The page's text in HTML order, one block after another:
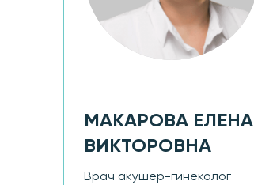
МАКАРОВА ЕЛЕНА
ВИКТОРОВНА
Врач акушер-гинеколог